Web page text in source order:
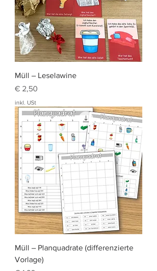
Müll – Leselawine
Preis
€ 2,50
inkl. USt
Müll – Planquadrate (differenzierte
Vorlage)